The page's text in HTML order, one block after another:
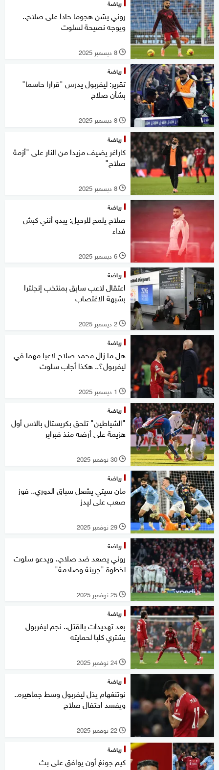
رياضة
روني يشن هجوما حادا على صلاح..
ويوجه نصيحة لسلوت
l 8 ديسمبر 2025
رياضة
تقرير: ليفربول يدرس "قرارا حاسما"
بشأن صلاح
l 8 ديسمبر 2025
رياضة
كاراغر يضيف مزيدا من النار على "أزمة
صلاح"
l 8 ديسمبر 2025
رياضة
صلاح يلمح للرحيل: يبدو أنني كبش
فداء
l 6 ديسمبر 2025
رياضة
اعتقال لاعب سابق بمنتخب إنجلترا
بشبهة الاغتصاب
l 2 ديسمبر 2025
رياضة
هل ما زال محمد صلاح لاعبا مهما في
ليفربول؟.. هكذا أجاب سلوت
l 1 ديسمبر 2025
رياضة
"الشياطين" تلحق بكريستال بالاس أول
هزيمة على أرضه منذ فبراير
l 30 نوفمبر 2025
رياضة
مان سيتي يشعل سباق الدوري.. فوز
صعب على ليدز
l 29 نوفمبر 2025
رياضة
روني يصعد ضد صلاح.. ويدعو سلوت
لخطوة "جريئة وصادمة"
l 25 نوفمبر 2025
رياضة
بعد تهديدات بالقتل.. نجم ليفربول
يشتري كلبا لحمايته
l 24 نوفمبر 2025
رياضة
نوتنغهام يذل ليفربول وسط جماهيره..
ويفسد احتفال صلاح
l 22 نوفمبر 2025
رياضة
كيم جونغ أون يوافق على بث